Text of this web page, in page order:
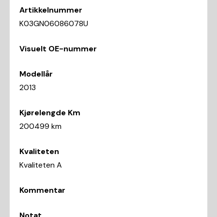
Artikkelnummer
K03GN06086078U
Visuelt OE-nummer
Modellår
2013
Kjørelengde Km
200499 km
Kvaliteten
Kvaliteten A
Kommentar